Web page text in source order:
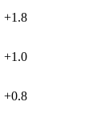
+1.8
+1.0
+0.8